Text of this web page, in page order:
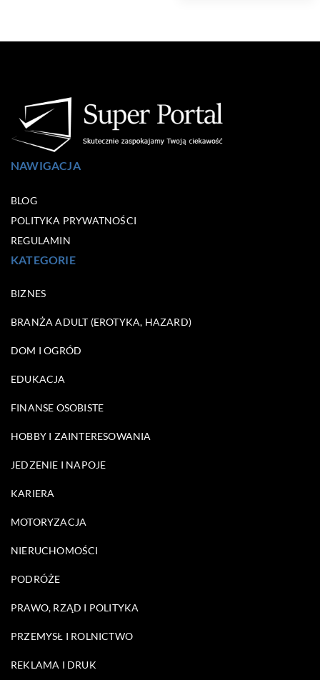
NAWIGACJA
BLOG
POLITYKA PRYWATNOŚCI
REGULAMIN
KATEGORIE
BIZNES
BRANŻA ADULT (EROTYKA, HAZARD)
DOM I OGRÓD
EDUKACJA
FINANSE OSOBISTE
HOBBY I ZAINTERESOWANIA
JEDZENIE I NAPOJE
KARIERA
MOTORYZACJA
NIERUCHOMOŚCI
PODRÓŻE
PRAWO, RZĄD I POLITYKA
PRZEMYSŁ I ROLNICTWO
REKLAMA I DRUK